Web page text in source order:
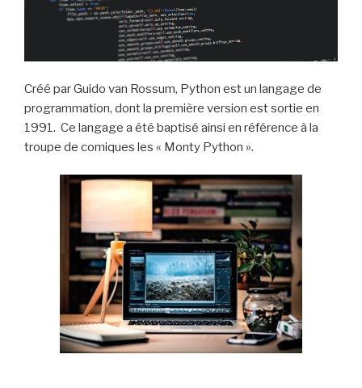
Créé par Guido van Rossum, Python est un langage de
programmation, dont la première version est sortie en
1991. Ce langage a été baptisé ainsi en référence à la
troupe de comiques les « Monty Python ».